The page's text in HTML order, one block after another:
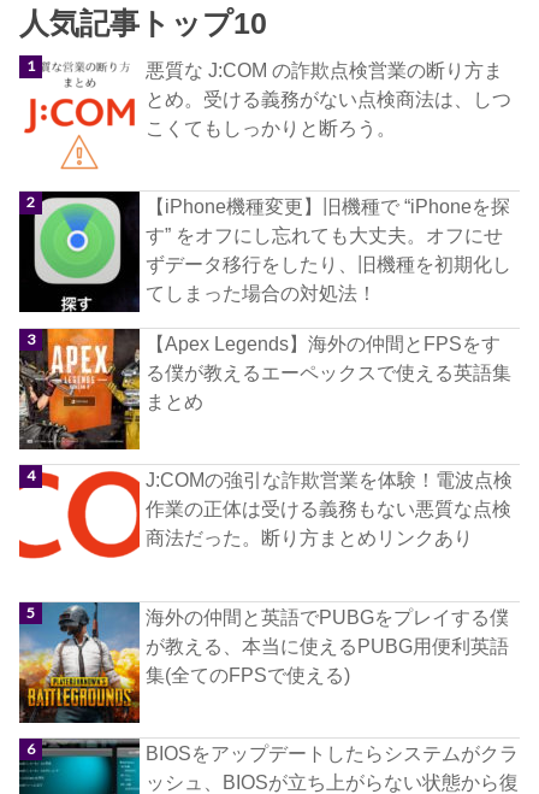
人気記事トップ10
悪質な J:COM の詐欺点検営業の断り方ま
とめ。受ける義務がない点検商法は、しつ
こくてもしっかりと断ろう。
【iPhone機種変更】旧機種で “iPhoneを探
す” をオフにし忘れても大丈夫。オフにせ
ずデータ移行をしたり、旧機種を初期化し
てしまった場合の対処法！
【Apex Legends】海外の仲間とFPSをす
る僕が教えるエーペックスで使える英語集
まとめ
J:COMの強引な詐欺営業を体験！電波点検
作業の正体は受ける義務もない悪質な点検
商法だった。断り方まとめリンクあり
海外の仲間と英語でPUBGをプレイする僕
が教える、本当に使えるPUBG用便利英語
集(全てのFPSで使える)
BIOSをアップデートしたらシステムがクラ
ッシュ、BIOSが立ち上がらない状態から復